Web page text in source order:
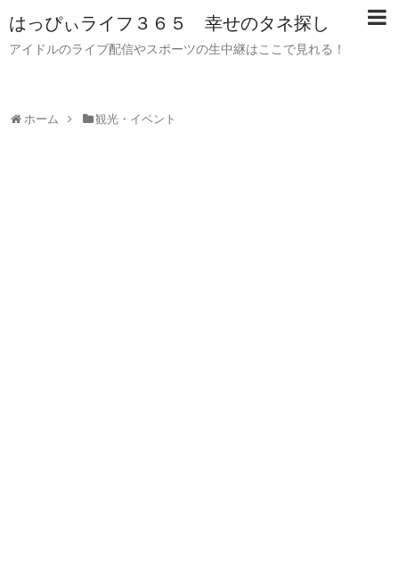
はっぴぃライフ３６５ 幸せのタネ探し
アイドルのライブ配信やスポーツの生中継はここで見れる！
ホーム 観光・イベント